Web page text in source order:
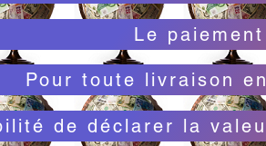
Le
Pour toute livraison